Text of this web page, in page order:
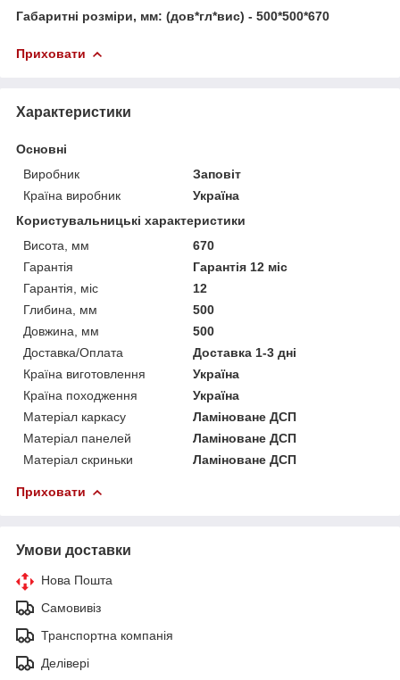
Габаритні розміри, мм: (дов*гл*вис) - 500*500*670
Приховати
Характеристики
Основні
Виробник
Заповіт
Країна виробник
Україна
Користувальницькі характеристики
Висота, мм
670
Гарантія
Гарантія 12 міс
Гарантія, міс
12
Глибина, мм
500
Довжина, мм
500
Доставка/Оплата
Доставка 1-3 дні
Країна виготовлення
Україна
Країна походження
Україна
Матеріал каркасу
Ламіноване ДСП
Матеріал панелей
Ламіноване ДСП
Матеріал скриньки
Ламіноване ДСП
Приховати
Умови доставки
Нова Пошта
Самовивіз
Транспортна компанія
Делівері